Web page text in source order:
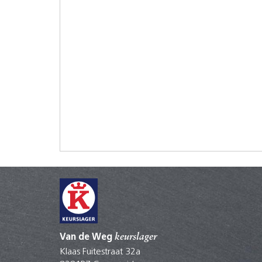
Van de Weg keurslager
Klaas Fuitestraat 32a